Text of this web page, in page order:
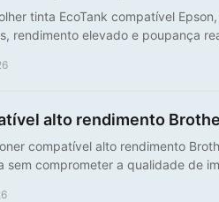
tinta EcoTank compatível
rendimento elevado e poupança
alto rendimento
compatível alto rendimento
sem comprometer a qualidade de